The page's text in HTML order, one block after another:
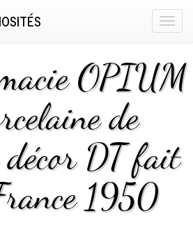
T
g
g
a
v
OPIUM
de
décor DT fait
1950